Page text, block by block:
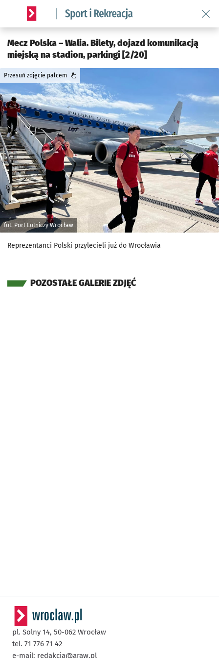
Serwis informacyjny wroclaw.pl podserwis: Sport i rekreacja
Mecz Polska – Walia. Bilety, dojazd komunikacją
miejską na stadion, parkingi [2/20]
fot. Port Lotniczy Wrocław
Przesuń zdjęcie palcem
Reprezentanci Polski przylecieli już do Wrocławia
POZOSTAŁE GALERIE ZDJĘĆ
pl. Solny 14, 50-062 Wrocław
tel. 71 776 71 42
e-mail: redakcja@araw.pl